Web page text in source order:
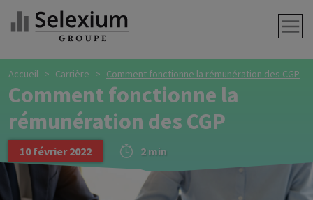
Accueil Carrière Comment fonctionne la rémunération des CGP
Comment fonctionne la
rémunération des CGP
10 février 2022 2 min